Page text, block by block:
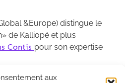
aux
&Europe) distingue le
de Kalliopé et plus
Contis pour son expertise